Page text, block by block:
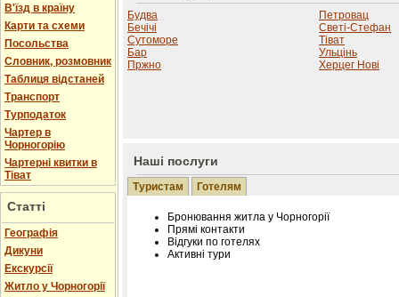
В'їзд в країну
Карти та схеми
Посольства
Словник, розмовник
Таблиця відстаней
Транспорт
Турподаток
Чартер в
Чорногорію
Чартерні квитки в
Тіват
Статті
Географія
Дикуни
Екскурсії
Житло у Чорногорії
Будва
Бечічі
Сутоморе
Бар
Пржно
Петровац
Светі-Стефан
Тіват
Ульцінь
Херцег Нові
Наші послуги
Туристам Готелям
Бронювання житла у Чорногорії
Прямі контакти
Відгуки по готелях
Активні тури